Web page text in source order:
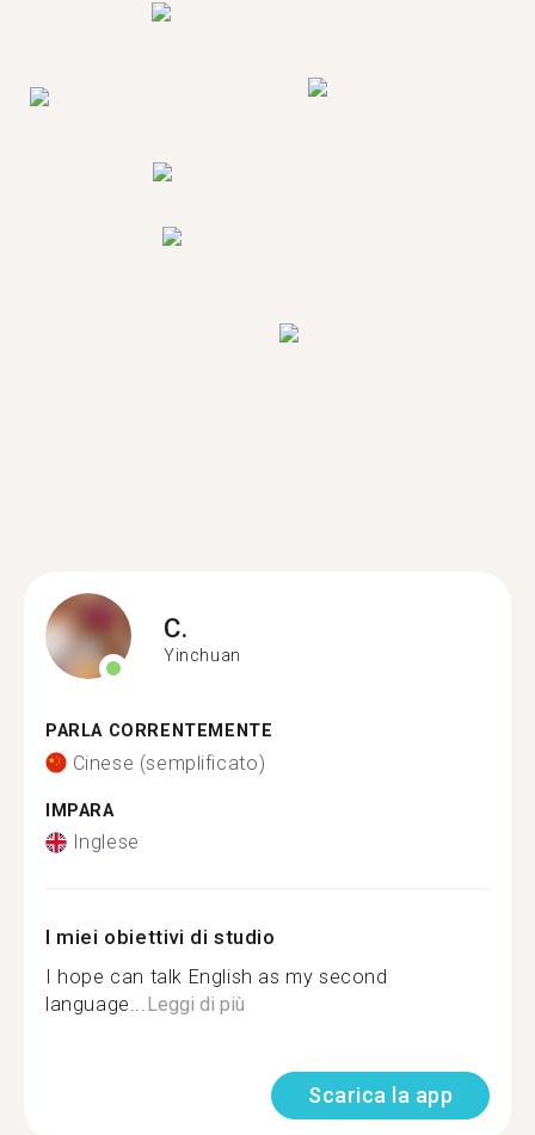
C.
Yinchuan
PARLA CORRENTEMENTE
Cinese (semplificato)
IMPARA
Inglese
I miei obiettivi di studio
I hope can talk English as my second
language...Leggi di più
Scarica la app